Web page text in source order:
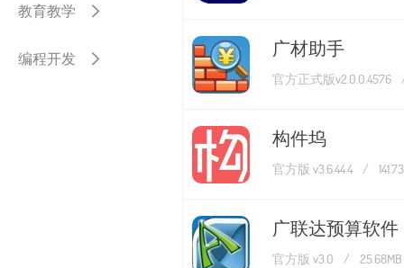
教育教学
编程开发 广材助手
官方正式版v2.0.0.4576
构件坞
官方版 v3.6.44.4 /
广联达预算软件
官方版 v3.0 / 25.68MB